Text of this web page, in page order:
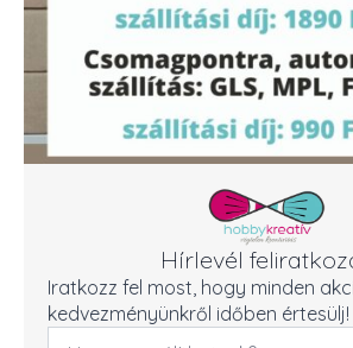
Hírlevél
Iratkozz fel most, hogy minden
kedvezményünkről időben értesülj!
Név